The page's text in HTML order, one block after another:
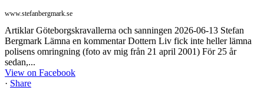
www.stefanbergmark.se
Artiklar Göteborgskravallerna och sanningen 2026-06-13 Stefan
Bergmark Lämna en kommentar Dottern Liv fick inte heller lämna
polisens omringning (foto av mig från 21 april 2001) För 25 år
sedan,...
View on Facebook
· Share